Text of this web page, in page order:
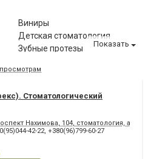
Виниры
Детская стоматология
Зубные протезы
Компьютерная томография
Коронка
Лазерное отбеливание
Показать
Cтоматологический
Нахимова, 104, стоматология,
42-22, +380(96)799-60-27